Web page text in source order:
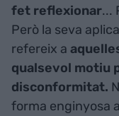
fet reflexionar...
Però la seva
refereix a
qualsevol motiu
disconformitat.
forma enginyosa